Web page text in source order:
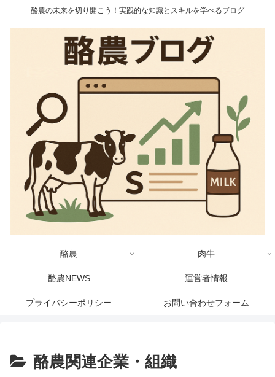
酪農の未来を切り開こう！実践的な知識とスキルを学べるブログ
酪農 肉牛
酪農NEWS 運営者情報
プライバシーポリシー お問い合わせフォーム
酪農関連企業・組織